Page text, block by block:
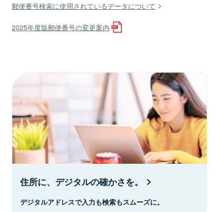
郵便番号検索に使用されているデータについて
2025年度版郵便番号の変更案内
住所に、デジタルの確かさを。
デジタルアドレスで入力も検索もスムーズに。